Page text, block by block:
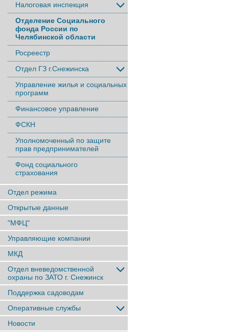
Налоговая инспекция
Отделение Социального
фонда России по
Челябинской области
Росреестр
Отдел ГЗ г.Снежинска
Управление жилья и социальных
программ
Финансовое управление
ФСКН
Уполномоченный по защите
прав предпринимателей
Фонд социального
страхования
Отдел режима
Открытые данные
"МФЦ"
Управляющие компании
МКД
Отдел вневедомственной
охраны по ЗАТО г. Снежинск
Поддержка садоводам
Оперативные службы
Новости